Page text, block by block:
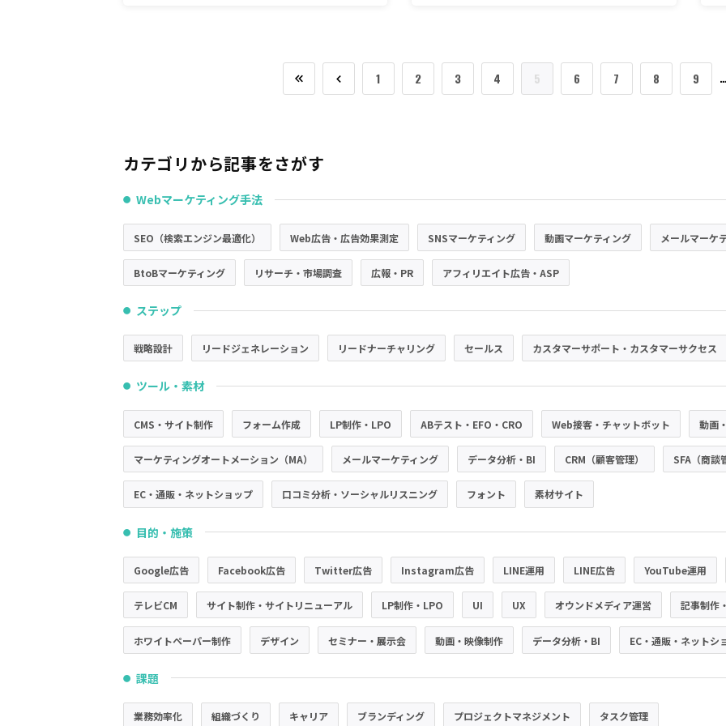
1 2 3 4 5 6 7 8 9
カテゴリから記事をさがす
● Webマーケティング手法
SEO（検索エンジン最適化） Web広告・広告効果測定 SNSマーケティング 動画マーケティング メールマーケ
BtoBマーケティング リサーチ・市場調査 広報・PR アフィリエイト広告・ASP
● ステップ
戦略設計 リードジェネレーション リードナーチャリング セールス カスタマーサポート・カスタマーサクセス
● ツール・素材
CMS・サイト制作 フォーム作成 LP制作・LPO ABテスト・EFO・CRO Web接客・チャットボット 動画
マーケティングオートメーション（MA） メールマーケティング データ分析・BI CRM（顧客管理） SFA（商談
EC・通販・ネットショップ 口コミ分析・ソーシャルリスニング フォント 素材サイト
● 目的・施策
Google広告 Facebook広告 Twitter広告 Instagram広告 LINE運用 LINE広告 YouTube運用
テレビCM サイト制作・サイトリニューアル LP制作・LPO UI UX オウンドメディア運営 記事制作
ホワイトペーパー制作 デザイン セミナー・展示会 動画・映像制作 データ分析・BI EC・通販・ネットシ
● 課題
業務効率化 組織づくり キャリア ブランディング プロジェクトマネジメント タスク管理